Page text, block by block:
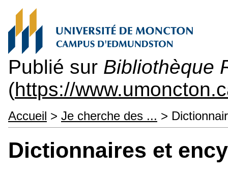
Publié sur Bibliothèque
(https://
Accueil > Je cherche des ... >
Dictionnaires et